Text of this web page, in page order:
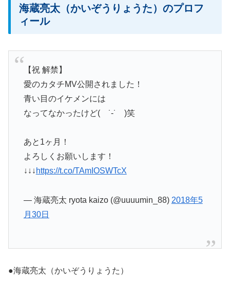
海蔵亮太（かいぞうりょうた）のプロフ
ィール
【祝 解禁】
愛のカタチMV公開されました！
青い目のイケメンには
なってなかったけど( ˙-˙ )笑
あと1ヶ月！
よろしくお願いします！
↓↓↓ https://t.co/TAmIOSWTcX
— 海蔵亮太 ryota kaizo (@uuuumin_88) 2018年5
月30日
●海蔵亮太（かいぞうりょうた）